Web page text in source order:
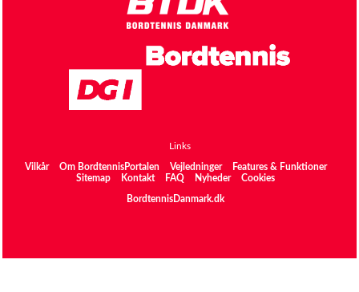
Links
Vilkår Om BordtennisPortalen Vejledninger
Features & Funktioner
Sitemap
Kontakt FAQ Nyheder Cookies
BordtennisDanmark.dk